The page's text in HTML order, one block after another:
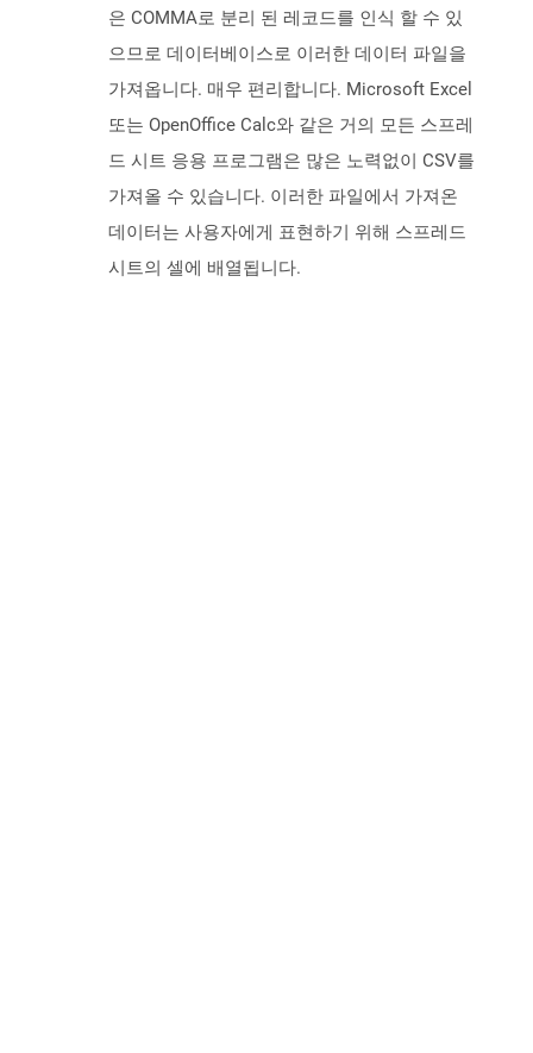
은 COMMA로 분리 된 레코드를 인식 할 수 있
으므로 데이터베이스로 이러한 데이터 파일을
가져옵니다. 매우 편리합니다. Microsoft Excel
또는 OpenOffice Calc와 같은 거의 모든 스프레
드 시트 응용 프로그램은 많은 노력없이 CSV를
가져올 수 있습니다. 이러한 파일에서 가져온
데이터는 사용자에게 표현하기 위해 스프레드
시트의 셀에 배열됩니다.